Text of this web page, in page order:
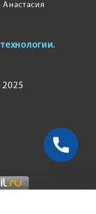
Анастасия